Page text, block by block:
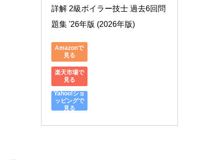
詳解 2級ボイラー技士 過去6回問
題集 '26年版 (2026年版)
Amazonで
見る
楽天市場で
見る
Yahoo!ショ
ッピングで
見る